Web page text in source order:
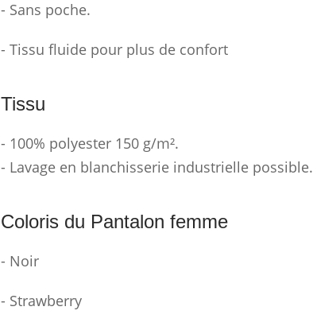
- Sans poche.
- Tissu fluide pour plus de confort
Tissu
- 100% polyester 150 g/m².
- Lavage en blanchisserie industrielle possible.
Coloris du Pantalon femme
- Noir
- Strawberry